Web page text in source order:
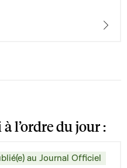
l’ordre du jour :
au Journal Officiel